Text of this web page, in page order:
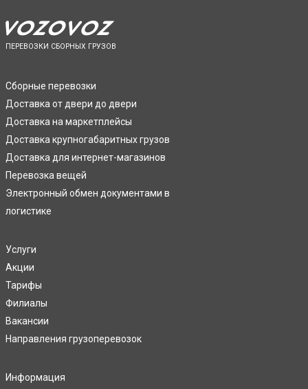
ПЕРЕВОЗКИ СБОРНЫХ ГРУЗОВ
Сборные перевозки
Доставка от двери до двери
Доставка на маркетплейсы
Доставка крупногабаритных грузов
Доставка для интернет-магазинов
Перевозка вещей
Электронный обмен документами в
логистике
Услуги
Акции
Тарифы
Филиалы
Вакансии
Направления грузоперевозок
Информация